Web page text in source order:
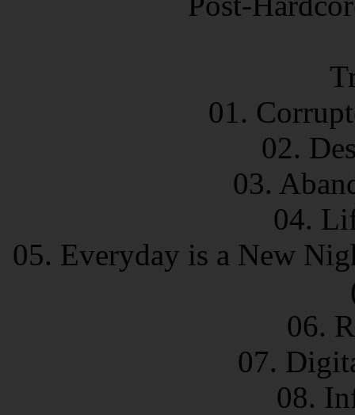
01.
02.
03.
04.
05. Everyday is a New
06.
07.
08.